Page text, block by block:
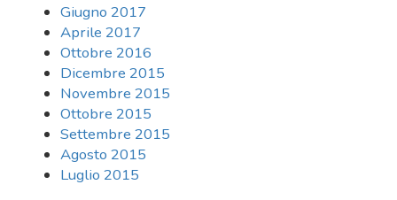
Giugno 2017
Aprile 2017
Ottobre 2016
Dicembre 2015
Novembre 2015
Ottobre 2015
Settembre 2015
Agosto 2015
Luglio 2015